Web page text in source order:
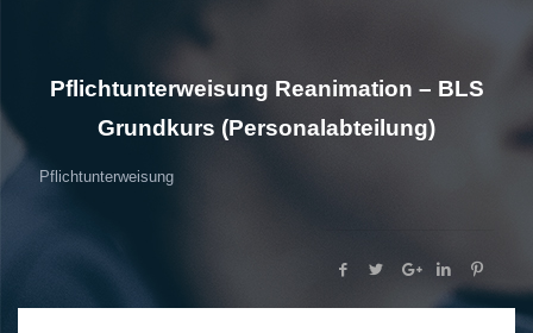
Pflichtunterweisung Reanimation – BLS
Grundkurs (Personalabteilung)
Pflichtunterweisung